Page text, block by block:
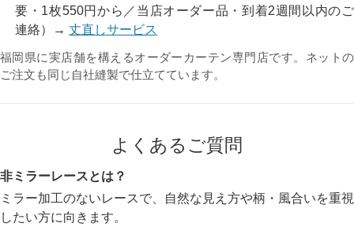
要・1枚550円から／当店オーダー品・到着2週間以内のご
連絡）→丈直しサービス
福岡県に実店舗を構えるオーダーカーテン専門店です。ネットの
ご注文も同じ自社縫製で仕立てています。
よくあるご質問
非ミラーレースとは？
ミラー加工のないレースで、自然な見え方や柄・風合いを重視
したい方に向きます。